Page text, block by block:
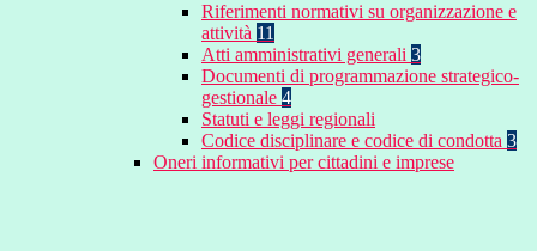
Riferimenti normativi su organizzazione e
attività 11
Atti amministrativi generali 3
Documenti di programmazione strategico-
gestionale 4
Statuti e leggi regionali
Codice disciplinare e codice di condotta 3
Oneri informativi per cittadini e imprese